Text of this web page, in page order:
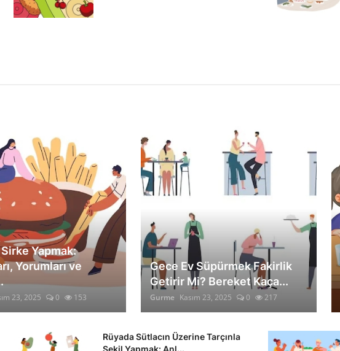
Yapmak:
Yorumları ve
23, 2025 0 153
Gece Ev Süpürmek Fakirlik
Getirir Mi? Bereket Kaça...
Gurme Kasım 23, 2025 0 217
Rüyada Sütlacın Üzerine Tarçınla
Şekil Yapmak: Anl...